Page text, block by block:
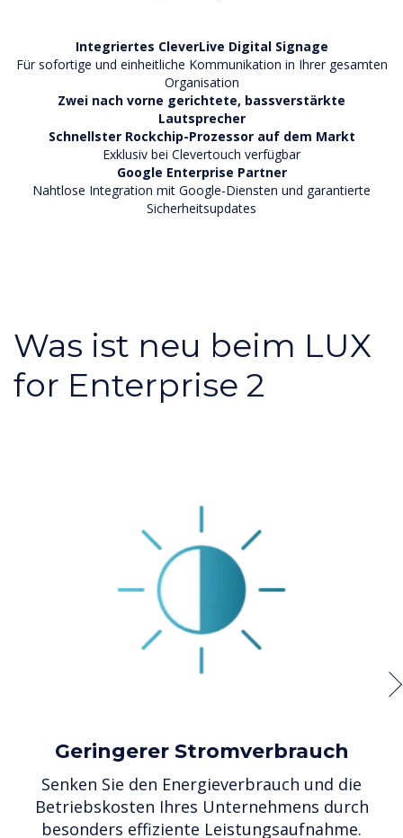
Integriertes CleverLive Digital Signage
Für sofortige und einheitliche Kommunikation in Ihrer gesamten
Organisation
Zwei nach vorne gerichtete, bassverstärkte
Lautsprecher
Schnellster Rockchip-Prozessor auf dem Markt
Exklusiv bei Clevertouch verfügbar
Google Enterprise Partner
Nahtlose Integration mit Google-Diensten und garantierte
Sicherheitsupdates
Was ist neu beim LUX
for Enterprise 2
Geringerer Stromverbrauch
Senken Sie den Energieverbrauch und die
Betriebskosten Ihres Unternehmens durch
besonders effiziente Leistungsaufnahme.